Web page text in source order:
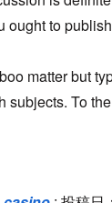
ought to
matter but
subjects. To